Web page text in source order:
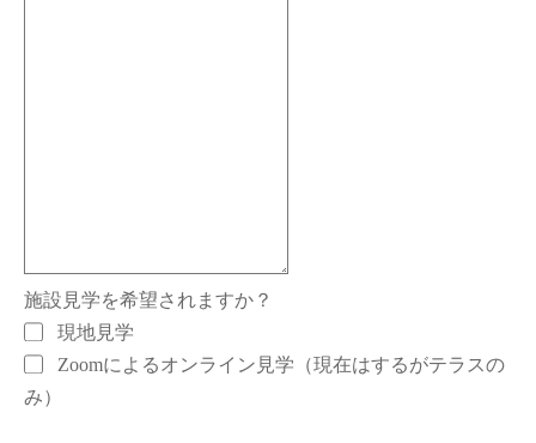
施設見学を希望されますか？
現地見学
Zoomによるオンライン見学（現在はするがテラスの
み）